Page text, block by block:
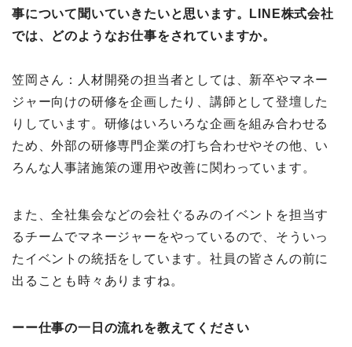
事について聞いていきたいと思います。LINE株式会社
では、どのようなお仕事をされていますか。
笠岡さん：人材開発の担当者としては、新卒やマネー
ジャー向けの研修を企画したり、講師として登壇した
りしています。研修はいろいろな企画を組み合わせる
ため、外部の研修専門企業の打ち合わせやその他、い
ろんな人事諸施策の運用や改善に関わっています。
また、全社集会などの会社ぐるみのイベントを担当す
るチームでマネージャーをやっているので、そういっ
たイベントの統括をしています。社員の皆さんの前に
出ることも時々ありますね。
ーー仕事の一日の流れを教えてください